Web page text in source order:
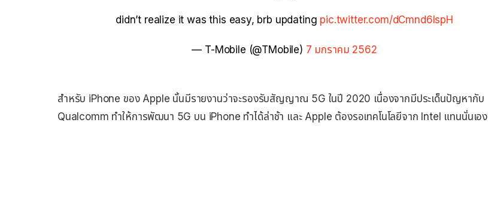
didn’t realize it was this easy, brb updating pic.twitter.com/dCmnd6lspH
— T-Mobile (@TMobile) 7 มกราคม 2562
สำหรับ iPhone ของ Apple นั้นมีรายงานว่าจะรองรับสัญญาณ 5G ในปี 2020 เนื่องจากมีประเด็นปัญหากับ
Qualcomm ทำให้การพัฒนา 5G บน iPhone ทำได้ล่าช้า และ Apple ต้องรอเทคโนโลยีจาก Intel แทนนั่นเอง